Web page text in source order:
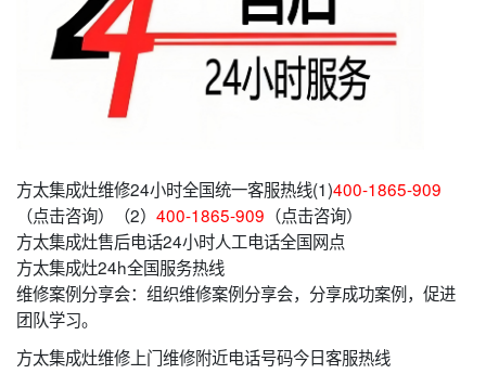
方太集成灶维修24小时全国统一客服热线(1)400-1865-909
（点击咨询）（2） 400-1865-909 （点击咨询）
方太集成灶售后电话24小时人工电话全国网点
方太集成灶24h全国服务热线
维修案例分享会：组织维修案例分享会，分享成功案例，促进
团队学习。
方太集成灶维修上门维修附近电话号码今日客服热线